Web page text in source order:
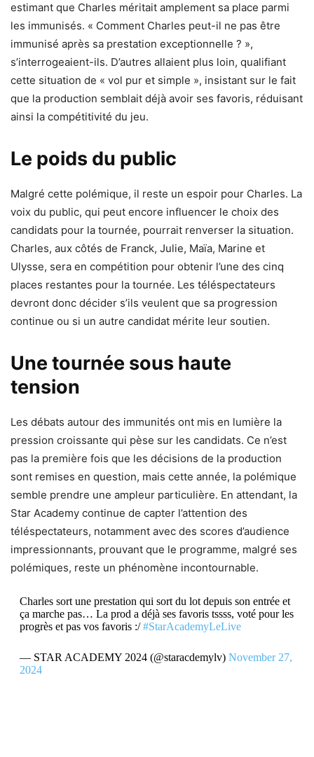
estimant que Charles méritait amplement sa place parmi
les immunisés. « Comment Charles peut-il ne pas être
immunisé après sa prestation exceptionnelle ? »,
s’interrogeaient-ils. D’autres allaient plus loin, qualifiant
cette situation de « vol pur et simple », insistant sur le fait
que la production semblait déjà avoir ses favoris, réduisant
ainsi la compétitivité du jeu.
Le poids du public
Malgré cette polémique, il reste un espoir pour Charles. La
voix du public, qui peut encore influencer le choix des
candidats pour la tournée, pourrait renverser la situation.
Charles, aux côtés de Franck, Julie, Maïa, Marine et
Ulysse, sera en compétition pour obtenir l’une des cinq
places restantes pour la tournée. Les téléspectateurs
devront donc décider s’ils veulent que sa progression
continue ou si un autre candidat mérite leur soutien.
Une tournée sous haute
tension
Les débats autour des immunités ont mis en lumière la
pression croissante qui pèse sur les candidats. Ce n’est
pas la première fois que les décisions de la production
sont remises en question, mais cette année, la polémique
semble prendre une ampleur particulière. En attendant, la
Star Academy continue de capter l’attention des
téléspectateurs, notamment avec des scores d’audience
impressionnants, prouvant que le programme, malgré ses
polémiques, reste un phénomène incontournable.
Charles sort une prestation qui sort du lot depuis son entrée et
ça marche pas… La prod a déjà ses favoris tssss, voté pour les
progrès et pas vos favoris :/#StarAcademyLeLive
— STAR ACADEMY 2024 (@staracdemylv) November 27,
2024